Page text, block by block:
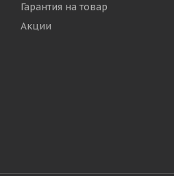
Гарантия на товар
Акции